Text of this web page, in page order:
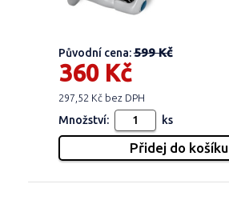
Původní cena:599 Kč
360 Kč
297,52 Kč bez DPH
Množství: ks